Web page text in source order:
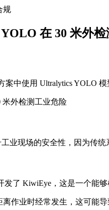
规
在 30 米外检
中使用 Ultralytics YOLO
业现场的安全性，因为传统
了 KiwiEye，这是一个能
作业时经常发生，这可能